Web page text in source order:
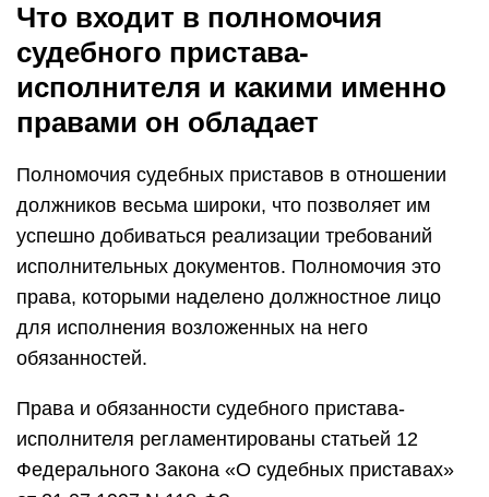
Что входит в полномочия
судебного пристава-
исполнителя и какими именно
правами он обладает
Полномочия судебных приставов в отношении
должников весьма широки, что позволяет им
успешно добиваться реализации требований
исполнительных документов. Полномочия это
права, которыми наделено должностное лицо
для исполнения возложенных на него
обязанностей.
Права и обязанности судебного пристава-
исполнителя регламентированы статьей 12
Федерального Закона «О судебных приставах»